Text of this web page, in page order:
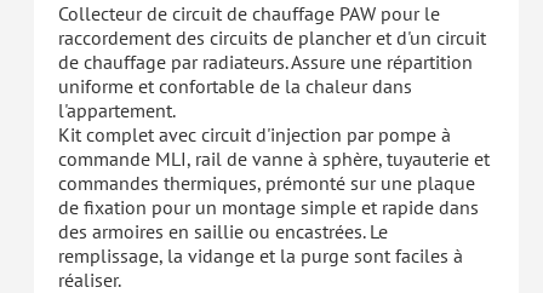
Collecteur de circuit de chauffage PAW pour le
raccordement des circuits de plancher et d'un circuit
de chauffage par radiateurs. Assure une répartition
uniforme et confortable de la chaleur dans
l'appartement.
Kit complet avec circuit d'injection par pompe à
commande MLI, rail de vanne à sphère, tuyauterie et
commandes thermiques, prémonté sur une plaque
de fixation pour un montage simple et rapide dans
des armoires en saillie ou encastrées. Le
remplissage, la vidange et la purge sont faciles à
réaliser.